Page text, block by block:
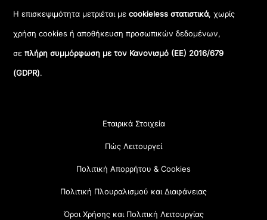
Η επισκεψιμότητα μετριέται μεcookieless στατιστικά, χωρίς
χρήση cookies ή αποθήκευση προσωπικών δεδομένων,
σεπλήρη συμμόρφωση με τον Κανονισμό (ΕΕ) 2016/679
(GDPR).
Εταιρικά Στοιχεία
Πώς Λειτουργεί
Πολιτική Απορρήτου & Cookies
Πολιτική Πλουραλισμού και Διαφάνειας
Όροι Χρήσης και Πολιτική Λειτουργίας